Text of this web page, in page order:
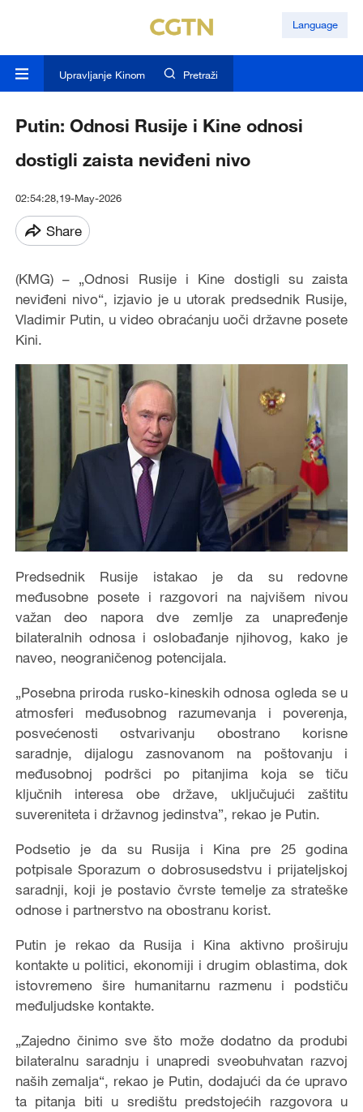
Language
Upravljanje Kinom Pretraži
Putin: Odnosi Rusije i Kine odnosi
dostigli zaista neviđeni nivo
02:54:28,19-May-2026
Share
(KMG) – „Odnosi Rusije i Kine dostigli su zaista
neviđeni nivo“, izjavio je u utorak predsednik Rusije,
Vladimir Putin, u video obraćanju uoči državne posete
Kini.
Predsednik Rusije istakao je da su redovne
međusobne posete i razgovori na najvišem nivou
važan deo napora dve zemlje za unapređenje
bilateralnih odnosa i oslobađanje njihovog, kako je
naveo, neograničenog potencijala.
„Posebna priroda rusko-kineskih odnosa ogleda se u
atmosferi međusobnog razumevanja i poverenja,
posvećenosti ostvarivanju obostrano korisne
saradnje, dijalogu zasnovanom na poštovanju i
međusobnoj podršci po pitanjima koja se tiču
ključnih interesa obe države, uključujući zaštitu
suvereniteta i državnog jedinstva”, rekao je Putin.
Podsetio je da su Rusija i Kina pre 25 godina
potpisale Sporazum o dobrosusedstvu i prijateljskoj
saradnji, koji je postavio čvrste temelje za strateške
odnose i partnerstvo na obostranu korist.
Putin je rekao da Rusija i Kina aktivno proširuju
kontakte u politici, ekonomiji i drugim oblastima, dok
istovremeno šire humanitarnu razmenu i podstiču
međuljudske kontakte.
„Zajedno činimo sve što može dodatno da produbi
bilateralnu saradnju i unapredi sveobuhvatan razvoj
naših zemalja“, rekao je Putin, dodajući da će upravo
ta pitanja biti u središtu predstojećih razgovora u